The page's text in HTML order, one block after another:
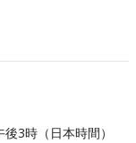
3時（日本時間）